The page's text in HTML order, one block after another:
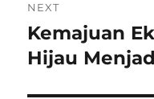
NEXT
Next
post:
Kemajuan
Hijau